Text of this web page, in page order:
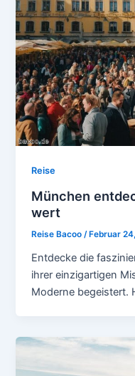
Reise
München
wert
Reise Bacoo/Februar
Entdecke die
ihrer einzigartigen
Moderne begeistert.